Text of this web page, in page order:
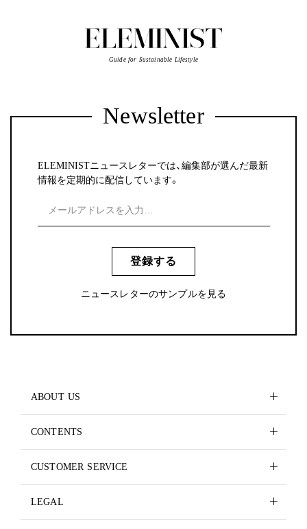
Guide for Sustainable Lifestyle
Newsletter
ELEMINISTニュースレターでは、編集部が選んだ最新
情報を定期的に配信しています。
登録する
ニュースレターのサンプルを見る
ABOUT US
CONTENTS
CUSTOMER SERVICE
LEGAL